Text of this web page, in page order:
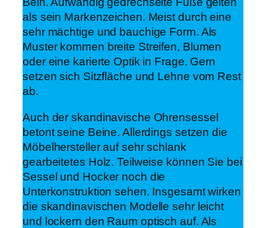
als sein Markenzeichen. Meist durch eine
sehr mächtige und bauchige Form. Als
Muster kommen breite Streifen, Blumen
oder eine karierte Optik in Frage. Gern
setzen sich Sitzfläche und Lehne vom Rest
ab.
Auch der skandinavische Ohrensessel
betont seine Beine. Allerdings setzen die
Möbelhersteller auf sehr schlank
gearbeitetes Holz. Teilweise können Sie bei
Sessel und Hocker noch die
Unterkonstruktion sehen. Insgesamt wirken
die skandinavischen Modelle sehr leicht
und lockern den Raum optisch auf. Als